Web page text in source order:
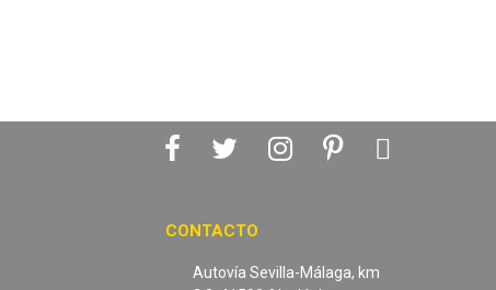
CONTACTO
Autovía Sevilla-Málaga, km